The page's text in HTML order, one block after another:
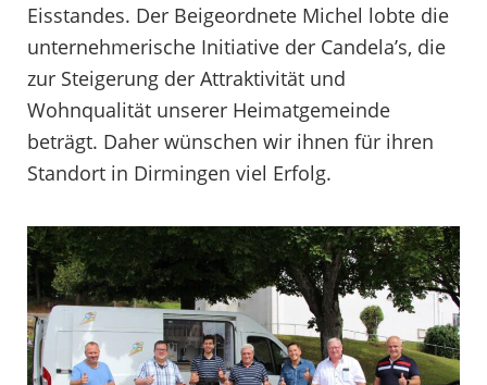
Eisstandes. Der Beigeordnete Michel lobte die
unternehmerische Initiative der Candela’s, die
zur Steigerung der Attraktivität und
Wohnqualität unserer Heimatgemeinde
beträgt. Daher wünschen wir ihnen für ihren
Standort in Dirmingen viel Erfolg.